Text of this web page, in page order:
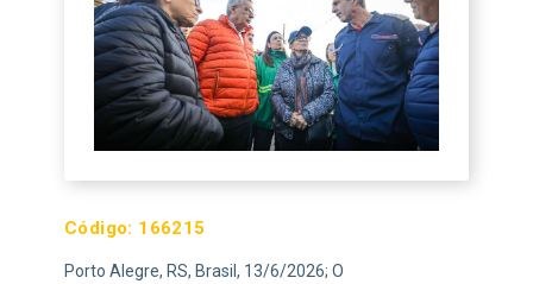
Código: 166215
Porto Alegre, RS, Brasil, 13/6/2026; O